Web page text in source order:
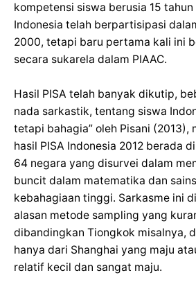
kompetensi siswa berusia 15
Indonesia telah berpartisipasi
2000, tetapi baru pertama kali ini
secara sukarela dalam PIAAC.
Hasil PISA telah banyak dikutip,
nada sarkastik, tentang siswa
tetapi bahagia” oleh Pisani (2013),
hasil PISA Indonesia 2012 berada
64 negara yang disurvei dalam
buncit dalam matematika dan
kebahagiaan tinggi. Sarkasme ini
alasan metode sampling yang
dibandingkan Tiongkok misalnya,
hanya dari Shanghai yang maju
relatif kecil dan sangat maju.